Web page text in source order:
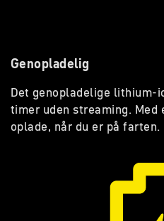
Genopladelig
Det genopladelige
timer uden streaming. Med
oplade, når du er på farten.